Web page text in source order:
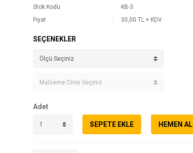
Stok Kodu
KB-3
Fiyat
30,00 TL + KDV
SEÇENEKLER
Adet
SEPETE EKLE HEMEN AL